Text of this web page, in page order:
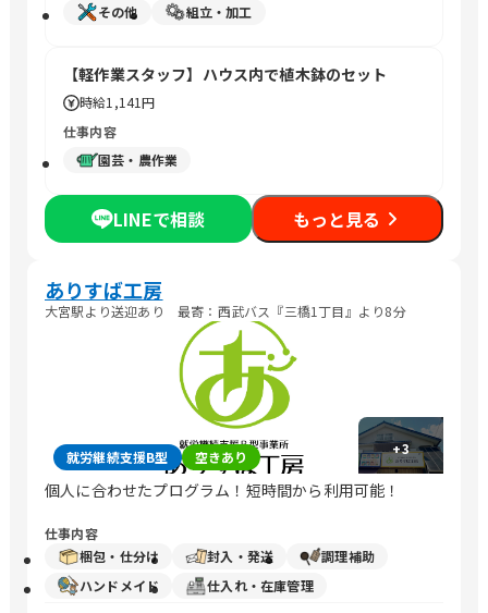
その他
組立・加工
【軽作業スタッフ】ハウス内で植木鉢のセット
時給1,141円
仕事内容
園芸・農作業
LINEで相談 もっと見る
ありすば工房
大宮駅より送迎あり 最寄：西武バス『三橋1丁目』より8分
+3
就労継続支援B型 空きあり
個人に合わせたプログラム！短時間から利用可能！
仕事内容
梱包・仕分け
封入・発送
調理補助
ハンドメイド
仕入れ・在庫管理